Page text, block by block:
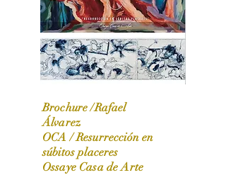
OCA|News 31 / Marzo-Abril / 2024
Brochure /Rafael
Álvarez
OCA /Resurrección en
súbitos placeres
Ossaye Casa de Arte